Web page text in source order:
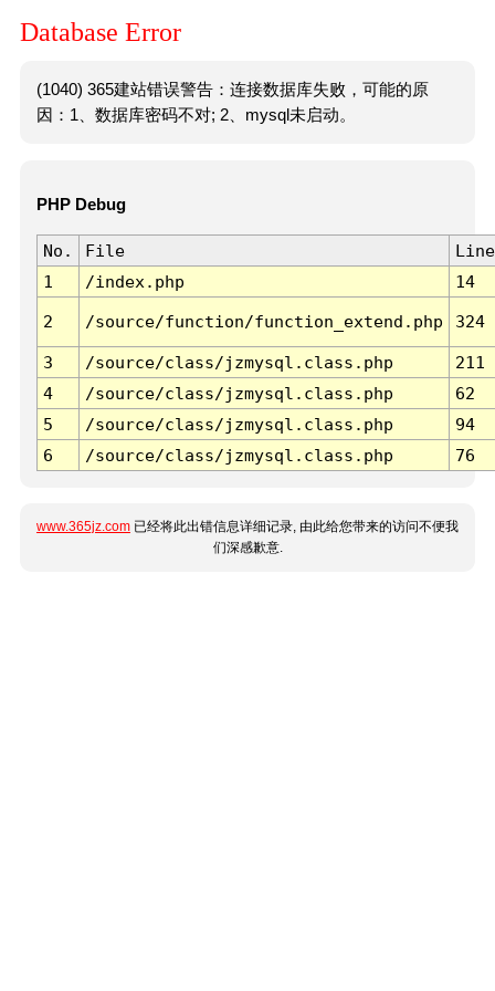
Database Error
(1040) 365建站错误警告：连接数据库失败，可能的原
因：1、数据库密码不对; 2、mysql未启动。
PHP Debug
No. File
Line
1
/index.php 14
2 /source/function/function_extend.php 324
3 /source/class/jzmysql.class.php
211
4
/source/class/jzmysql.class.php
62
5
/source/class/jzmysql.class.php
94
6
/source/class/jzmysql.class.php 76
www.365jz.com 已经将此出错信息详细记录, 由此给您带来的访问不便我
们深感歉意.